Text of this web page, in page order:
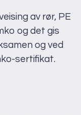
av rør, PE
og det gis
og ved
sertifikat.